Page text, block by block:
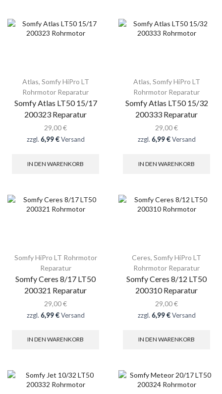
Atlas, Somfy HiPro LT
Rohrmotor Reparatur
Somfy Atlas LT50 15/17
200323 Reparatur
29,00€
zzgl. 6,99 €Versand
IN DEN WARENKORB
Atlas, Somfy HiPro LT
Rohrmotor Reparatur
Somfy Atlas LT50 15/32
200333 Reparatur
29,00€
zzgl. 6,99 €Versand
IN DEN WARENKORB
Somfy HiPro LT Rohrmotor
Reparatur
Somfy Ceres 8/17 LT50
200321 Reparatur
29,00€
zzgl. 6,99 €Versand
IN DEN WARENKORB
Ceres, Somfy HiPro LT
Rohrmotor Reparatur
Somfy Ceres 8/12 LT50
200310 Reparatur
29,00€
zzgl. 6,99 €Versand
IN DEN WARENKORB